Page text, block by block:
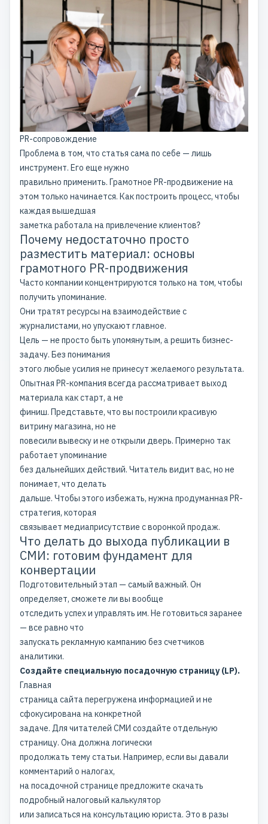
PR-сопровождение
Проблема в том, что статья сама по себе — лишь
инструмент. Его еще нужно
правильно применить. Грамотное PR-продвижение на
этом только начинается. Как построить процесс, чтобы
каждая вышедшая
заметка работала на привлечение клиентов?
Почему недостаточно просто
разместить материал: основы
грамотного PR-продвижения
Часто компании концентрируются только на том, чтобы
получить упоминание.
Они тратят ресурсы на взаимодействие с
журналистами, но упускают главное.
Цель — не просто быть упомянутым, а решить бизнес-
задачу. Без понимания
этого любые усилия не принесут желаемого результата.
Опытная PR-компания всегда рассматривает выход
материала как старт, а не
финиш. Представьте, что вы построили красивую
витрину магазина, но не
повесили вывеску и не открыли дверь. Примерно так
работает упоминание
без дальнейших действий. Читатель видит вас, но не
понимает, что делать
дальше. Чтобы этого избежать, нужна продуманная PR-
стратегия, которая
связывает медиаприсутствие с воронкой продаж.
Что делать до выхода публикации в
СМИ: готовим фундамент для
конвертации
Подготовительный этап — самый важный. Он
определяет, сможете ли вы вообще
отследить успех и управлять им. Не готовиться заранее
— все равно что
запускать рекламную кампанию без счетчиков
аналитики.
Создайте специальную посадочную страницу (LP).
Главная
страница сайта перегружена информацией и не
сфокусирована на конкретной
задаче. Для читателей СМИ создайте отдельную
страницу. Она должна логически
продолжать тему статьи. Например, если вы давали
комментарий о налогах,
на посадочной странице предложите скачать
подробный налоговый калькулятор
или записаться на консультацию юриста. Это в разы